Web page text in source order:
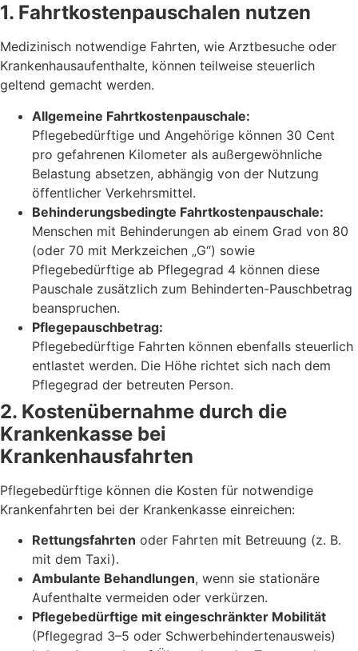
1. Fahrtkostenpauschalen nutzen
Medizinisch notwendige Fahrten, wie Arztbesuche oder
Krankenhausaufenthalte, können teilweise steuerlich
geltend gemacht werden.
Allgemeine Fahrtkostenpauschale:
Pflegebedürftige und Angehörige können 30 Cent
pro gefahrenen Kilometer als außergewöhnliche
Belastung absetzen, abhängig von der Nutzung
öffentlicher Verkehrsmittel.
Behinderungsbedingte Fahrtkostenpauschale:
Menschen mit Behinderungen ab einem Grad von 80
(oder 70 mit Merkzeichen „G“) sowie
Pflegebedürftige ab Pflegegrad 4 können diese
Pauschale zusätzlich zum Behinderten-Pauschbetrag
beanspruchen.
Pflegepauschbetrag:
Pflegebedürftige Fahrten können ebenfalls steuerlich
entlastet werden. Die Höhe richtet sich nach dem
Pflegegrad der betreuten Person.
2. Kostenübernahme durch die
Krankenkasse bei
Krankenhausfahrten
Pflegebedürftige können die Kosten für notwendige
Krankenfahrten bei der Krankenkasse einreichen:
Rettungsfahrten oder Fahrten mit Betreuung (z. B.
mit dem Taxi).
Ambulante Behandlungen, wenn sie stationäre
Aufenthalte vermeiden oder verkürzen.
Pflegebedürftige mit eingeschränkter Mobilität
(Pflegegrad 3–5 oder Schwerbehindertenausweis)